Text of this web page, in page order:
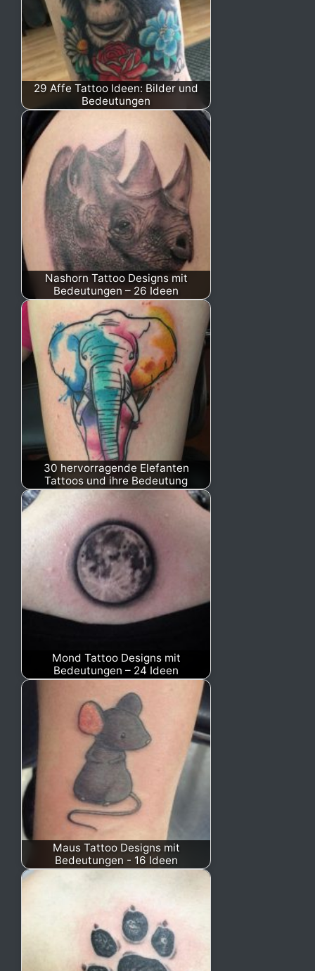
29 Affe Tattoo Ideen: Bilder und
Bedeutungen
Nashorn Tattoo Designs mit
Bedeutungen – 26 Ideen
30 hervorragende Elefanten
Tattoos und ihre Bedeutung
Mond Tattoo Designs mit
Bedeutungen – 24 Ideen
Maus Tattoo Designs mit
Bedeutungen - 16 Ideen